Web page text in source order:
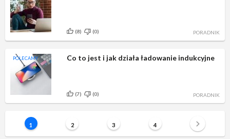
PORADNIK
(8) (0)
PORADNIK
Co to jest i jak działa ładowanie indukcyjne
POLECAMY
(7) (0)
1 2 3 4